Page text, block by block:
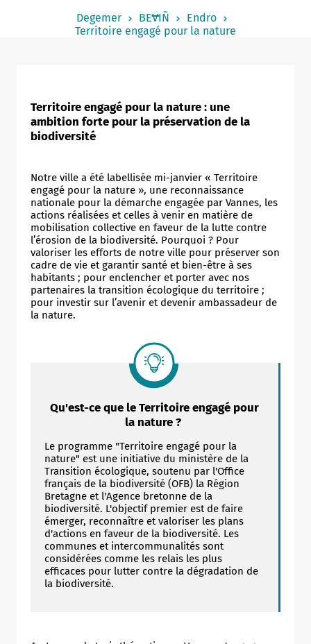
Un commerce
Degemer BEVIÑ
Endro
Territoire engagé pour la nature
Territoire engagé pour la nature : une
ambition forte pour la préservation de la
biodiversité
Notre ville a été labellisée mi-janvier « Territoire
engagé pour la nature », une reconnaissance
nationale pour la démarche engagée par Vannes, les
actions réalisées et celles à venir en matière de
mobilisation collective en faveur de la lutte contre
l’érosion de la biodiversité. Pourquoi ? Pour
valoriser les efforts de notre ville pour préserver son
cadre de vie et garantir santé et bien-être à ses
habitants ; pour enclencher et porter avec nos
partenaires la transition écologique du territoire ;
pour investir sur l’avenir et devenir ambassadeur de
la nature.
Qu'est-ce que le Territoire engagé pour
la nature ?
Le programme "Territoire engagé pour la
nature" est une initiative du ministère de la
Transition écologique, soutenu par l'Office
français de la biodiversité (OFB) la Région
Bretagne et l'Agence bretonne de la
biodiversité. L'objectif premier est de faire
émerger, reconnaître et valoriser les plans
d'actions en faveur de la biodiversité. Les
communes et intercommunalités sont
considérées comme les relais les plus
efficaces pour lutter contre la dégradation de
la biodiversité.